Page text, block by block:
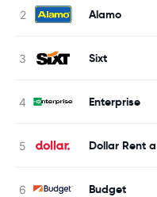
Alamo
Sixt
Enterprise
Dollar Rent
Budget